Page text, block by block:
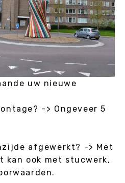
uw nieuwe
-> Ongeveer 5
afgewerkt? -> Met
ook met stucwerk,